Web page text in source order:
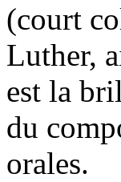
(court
Luther,
est la
du
orales.